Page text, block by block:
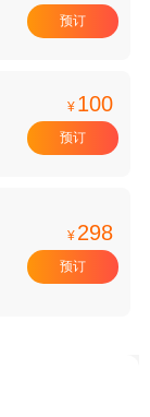
预订
¥ 100
预订
¥ 298
预订